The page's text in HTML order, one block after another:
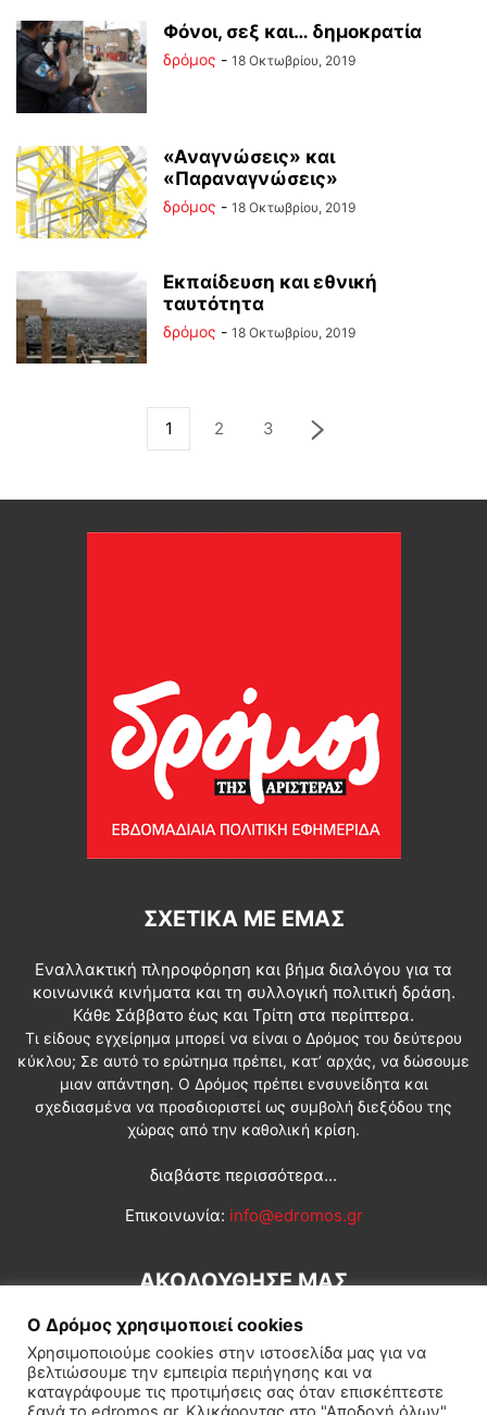
Φόνοι, σεξ και… δημοκρατία
δρόμος - 18 Οκτωβρίου, 2019
«Αναγνώσεις» και
«Παραναγνώσεις»
δρόμος - 18 Οκτωβρίου, 2019
Εκπαίδευση και εθνική
ταυτότητα
δρόμος - 18 Οκτωβρίου, 2019
1 2 3
ΣΧΕΤΙΚΆ ΜΕ ΕΜΆΣ
Εναλλακτική πληροφόρηση και βήμα διαλόγου για τα
κοινωνικά κινήματα και τη συλλογική πολιτική δράση.
Κάθε Σάββατο έως και Τρίτη στα περίπτερα.
Τι είδους εγχείρημα μπορεί να είναι ο Δρόμος του δεύτερου
κύκλου; Σε αυτό το ερώτημα πρέπει, κατ’ αρχάς, να δώσουμε
μιαν απάντηση. Ο Δρόμος πρέπει ενσυνείδητα και
σχεδιασμένα να προσδιοριστεί ως συμβολή διεξόδου της
χώρας από την καθολική κρίση.
διαβάστε περισσότερα...
Επικοινωνία: info@edromos.gr
ΑΚΟΛΟΥΘΗΣΕ ΜΑΣ
Ο Δρόμος χρησιμοποιεί cookies
Χρησιμοποιούμε cookies στην ιστοσελίδα μας για να
βελτιώσουμε την εμπειρία περιήγησης και να
καταγράφουμε τις προτιμήσεις σας όταν επισκέπτεστε